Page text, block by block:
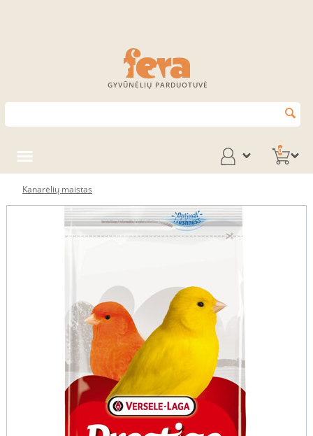
GYVŪNĖLIŲ PARDUOTUVĖ
0
Kanarėlių maistas